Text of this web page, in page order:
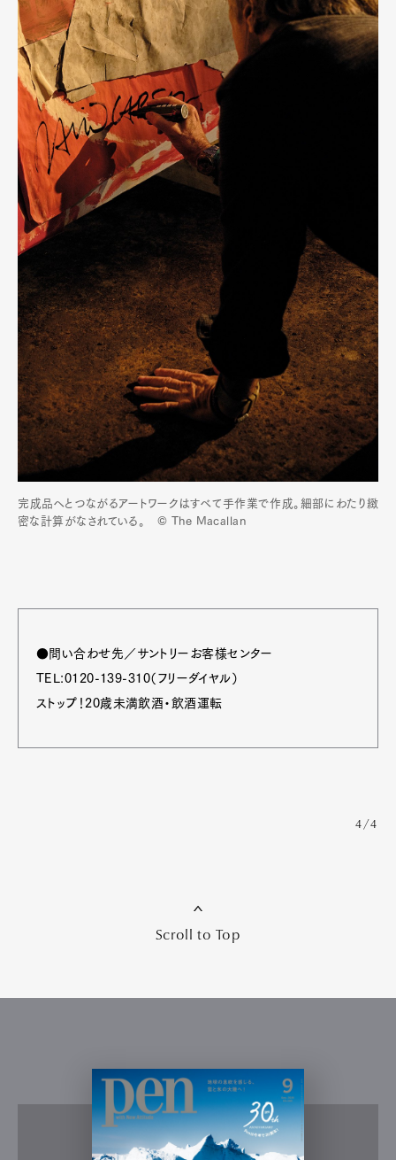
完成品へとつながるアートワークはすべて手作業で作成。細部にわたり緻
密な計算がなされている。 © The Macallan
●問い合わせ先／サントリーお客様センター
TEL:0120-139-310（フリーダイヤル）
ストップ！20歳未満飲酒・飲酒運転
4/4
Scroll to Top